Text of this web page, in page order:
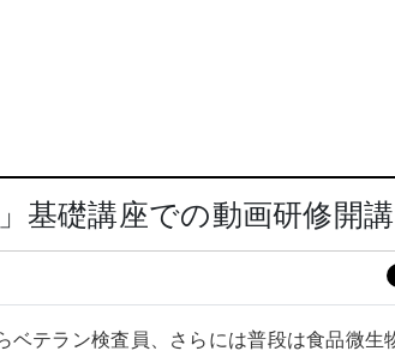
基礎講座での動画研修開講
テラン検査員、さらには普段は食品微生